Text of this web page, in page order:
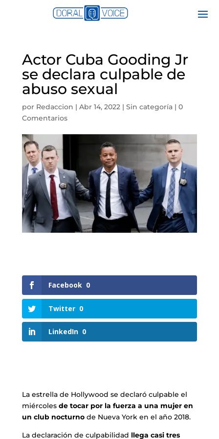
Actor Cuba Gooding Jr
se declara culpable de
abuso sexual
por Redaccion | Abr 14, 2022| Sin categoría| 0
Comentarios
Facebook 0
Twitter 0
LinkedIn 0
La estrella de Hollywood se declaró culpable el
miércoles de tocar por la fuerza a una mujer en
un club nocturnode Nueva York en el año 2018.
La declaración de culpabilidad llega casi tres